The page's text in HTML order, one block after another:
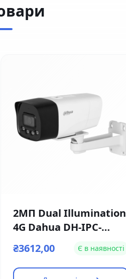
2МП Dual Illumination
4G Dahua DH-IPC-
EU-B (2.8мм)
₴3612,00 Є в наявності